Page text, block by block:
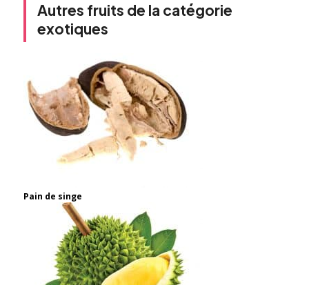
Autres fruits de la catégorie
exotiques
Pain de singe